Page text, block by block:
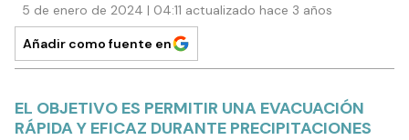
5 de enero de 2024 | 04:11 actualizado hace 3 años
Añadir como fuente en
EL OBJETIVO ES PERMITIR UNA EVACUACIÓN
RÁPIDA Y EFICAZ DURANTE PRECIPITACIONES